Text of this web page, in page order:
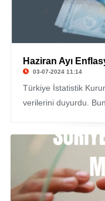
Haziran Ayı
03-07-2024 11:14
Türkiye İstatistik
verilerini duyurdu.